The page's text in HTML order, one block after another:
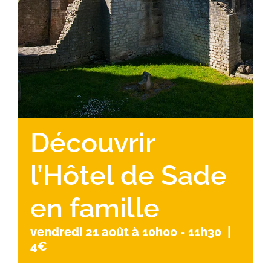
Découvrir
l’Hôtel de Sade
en famille
vendredi 21 août à 10h00 - 11h30
4€